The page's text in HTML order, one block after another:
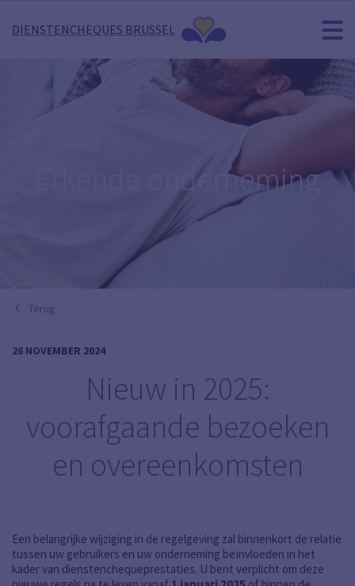
DIENSTENCHEQUES BRUSSEL
Erkende onderneming
Terug
26 NOVEMBER 2024
Nieuw in 2025:
voorafgaande bezoeken
en overeenkomsten
Een belangrijke wijziging in de regelgeving zal binnenkort de relatie
tussen uw gebruikers en uw onderneming beïnvloeden in het
kader van dienstenchequeprestaties. U bent verplicht om deze